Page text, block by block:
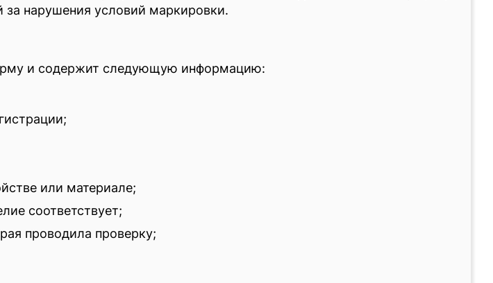
нарушения условий маркировки.
и содержит следующую информацию:
или материале;
соответствует;
проводила проверку;